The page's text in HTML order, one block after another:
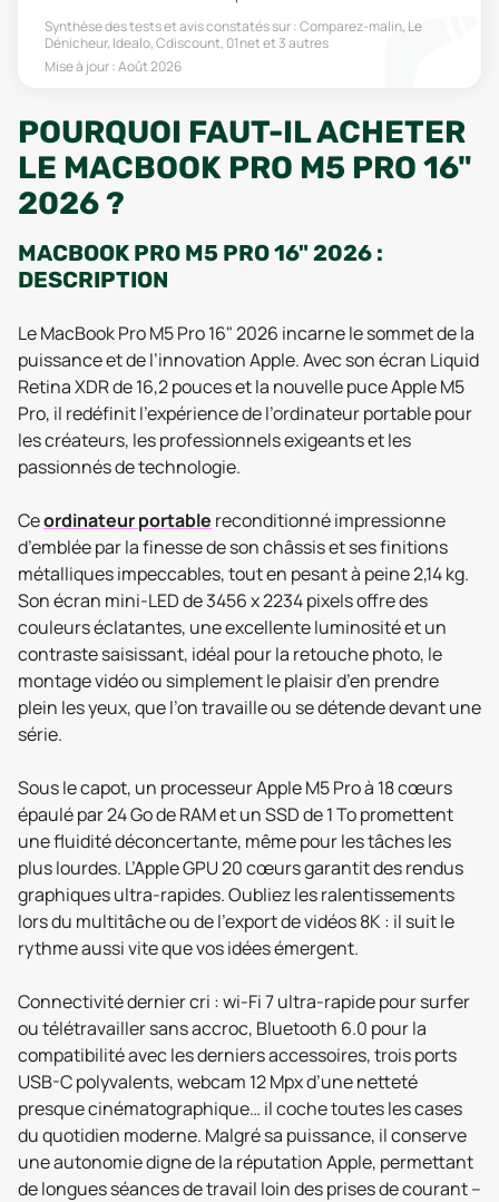
Synthèse des tests et avis constatés sur :Comparez-malin, Le
Dénicheur, Idealo, Cdiscount, 01netet 3 autres
Mise à jour :Août 2026
POURQUOI FAUT-IL ACHETER
LE MACBOOK PRO M5 PRO 16"
2026 ?
MACBOOK PRO M5 PRO 16" 2026 :
DESCRIPTION
Le MacBook Pro M5 Pro 16" 2026 incarne le sommet de la
puissance et de l’innovation Apple. Avec son écran Liquid
Retina XDR de 16,2 pouces et la nouvelle puce Apple M5
Pro, il redéfinit l’expérience de l’ordinateur portable pour
les créateurs, les professionnels exigeants et les
passionnés de technologie.
Ceordinateur portable reconditionné impressionne
d’emblée par la finesse de son châssis et ses finitions
métalliques impeccables, tout en pesant à peine 2,14 kg.
Son écran mini-LED de 3456 x 2234 pixels offre des
couleurs éclatantes, une excellente luminosité et un
contraste saisissant, idéal pour la retouche photo, le
montage vidéo ou simplement le plaisir d’en prendre
plein les yeux, que l’on travaille ou se détende devant une
série.
Sous le capot, un processeur Apple M5 Pro à 18 cœurs
épaulé par 24 Go de RAM et un SSD de 1 To promettent
une fluidité déconcertante, même pour les tâches les
plus lourdes. L’Apple GPU 20 cœurs garantit des rendus
graphiques ultra-rapides. Oubliez les ralentissements
lors du multitâche ou de l’export de vidéos 8K : il suit le
rythme aussi vite que vos idées émergent.
Connectivité dernier cri : wi-Fi 7 ultra-rapide pour surfer
ou télétravailler sans accroc, Bluetooth 6.0 pour la
compatibilité avec les derniers accessoires, trois ports
USB-C polyvalents, webcam 12 Mpx d’une netteté
presque cinématographique… il coche toutes les cases
du quotidien moderne. Malgré sa puissance, il conserve
une autonomie digne de la réputation Apple, permettant
de longues séances de travail loin des prises de courant –